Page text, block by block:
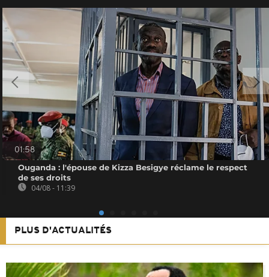
01:58
Ouganda : l'épouse de Kizza Besigye réclame le respect
de ses droits
04/08 - 11:39
PLUS D'ACTUALITÉS